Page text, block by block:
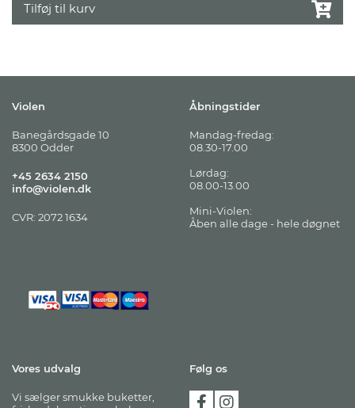
Tilføj til kurv
Violen
Banegårdsgade 10
8300 Odder
+45 2634 2150
info@violen.dk
CVR: 2072 1634
Åbningstider
Mandag-fredag:
08.30-17.00
Lørdag:
08.00-13.00
Mini-Violen:
Åben alle dage - hele døgnet
Vores udvalg
Vi sælger smukke buketter,
Følg os